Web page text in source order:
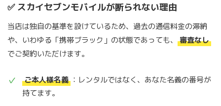
✅ スカイセブンモバイルが断られない理由
当店は独自の基準を設けているため、過去の通信料金の滞納
や、いわゆる「携帯ブラック」の状態であっても、
審査なし
でご契約いただけます。
ご本人様名義 ：レンタルではなく、あなた名義の番号が
持てます。